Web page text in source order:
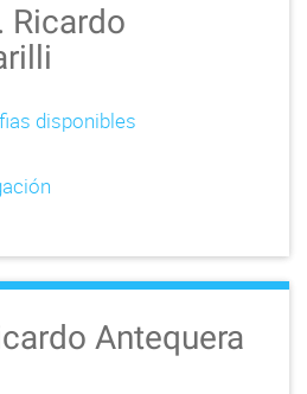
Ricardo
disponibles
Antequera